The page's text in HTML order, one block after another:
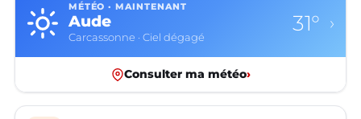
MÉTÉO · MAINTENANT
Aude
Carcassonne · Ciel dégagé
31° ›
Consulter ma météo›